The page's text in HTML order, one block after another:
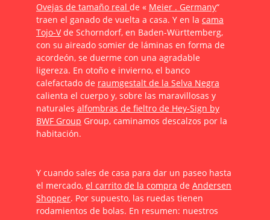
Ovejas de tamaño real de « Meier . Germany“
traen el ganado de vuelta a casa. Y en la cama
Tojo-Vde Schorndorf, en Baden-Württemberg,
con su aireado somier de láminas en forma de
acordeón, se duerme con una agradable
ligereza. En otoño e invierno, el banco
calefactado de raumgestalt de la Selva Negra
calienta el cuerpo y, sobre las maravillosas y
naturales alfombras de fieltro de Hey-Sign by
BWF Group Group, caminamos descalzos por la
habitación.
Y cuando sales de casa para dar un paseo hasta
el mercado, el carrito de la compra de Andersen
Shopper. Por supuesto, las ruedas tienen
rodamientos de bolas. En resumen: nuestros